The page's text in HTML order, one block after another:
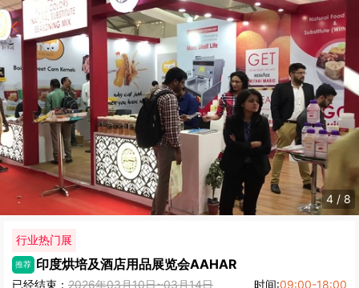
4 / 8
行业热门展
推荐 印度烘培及酒店用品展览会AAHAR
已经结束： 2026年03月10日~03月14日 时间:09:00-18:00